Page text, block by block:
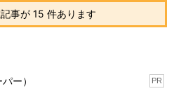
事が 15 件あります
ー） PR